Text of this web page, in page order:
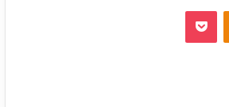
Odnoklassniki
‫Pocket